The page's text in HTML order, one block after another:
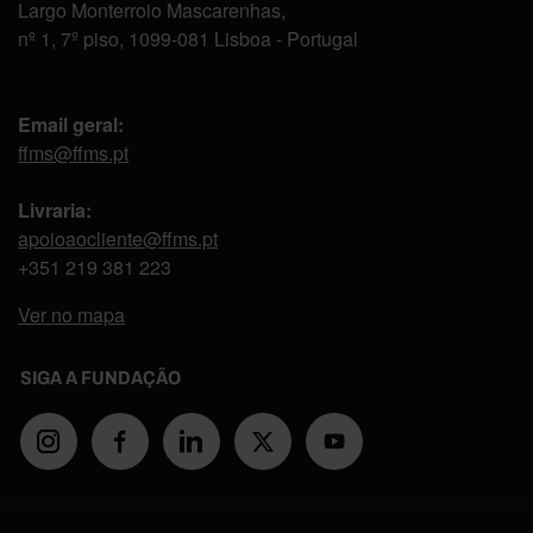
Largo Monterroio Mascarenhas,
nº 1, 7º piso, 1099-081 Lisboa - Portugal
Email geral:
ffms@ffms.pt
Livraria:
apoioaocliente@ffms.pt
+351 219 381 223
Ver no mapa
SIGA A FUNDAÇÃO